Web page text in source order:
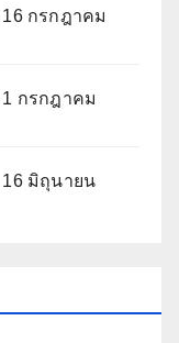
กรกฎาคม
กรกฎาคม
16 มิถุนายน